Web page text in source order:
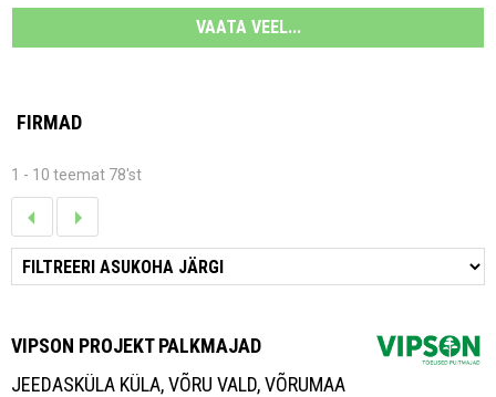
VAATA VEEL...
FIRMAD
1 - 10 teemat 78'st
VIPSON PROJEKT PALKMAJAD
JEEDASKÜLA KÜLA, VÕRU VALD, VÕRUMAA